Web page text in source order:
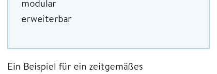
modular
erweiterbar
Ein Beispiel für ein zeitgemäßes